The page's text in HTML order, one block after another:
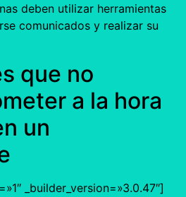
deben utilizar herramientas
comunicados y realizar su
que no
a la hora
un
_builder_version=»3.0.47″]